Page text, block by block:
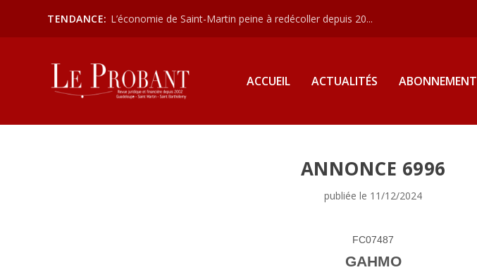
TENDANCE: L’économie de Saint-Martin peine à redécoller depuis 20...
ACCUEIL ACTUALITÉS ABONNEMENT
ANNONCE 6996
publiée le 11/12/2024
FC07487
GAHMO